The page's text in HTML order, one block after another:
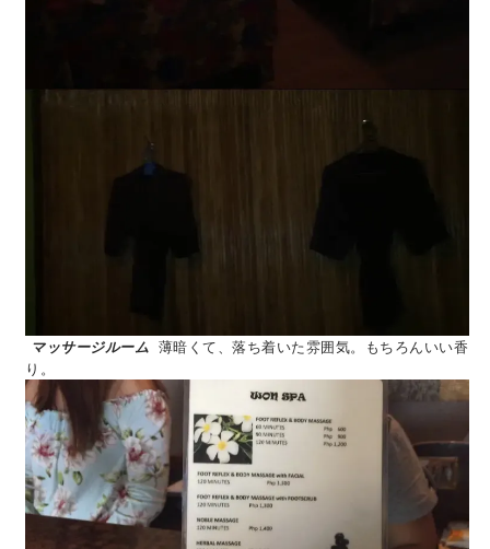
マッサージルーム 薄暗くて、落ち着いた雰囲気。もちろんいい香
り。